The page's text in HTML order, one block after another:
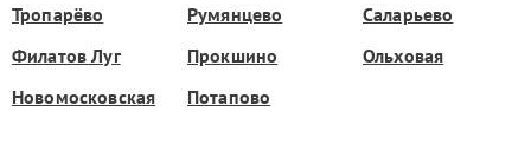
Тропарёво
Румянцево
Саларьево
Филатов Луг
Прокшино
Ольховая
Новомосковская
Потапово